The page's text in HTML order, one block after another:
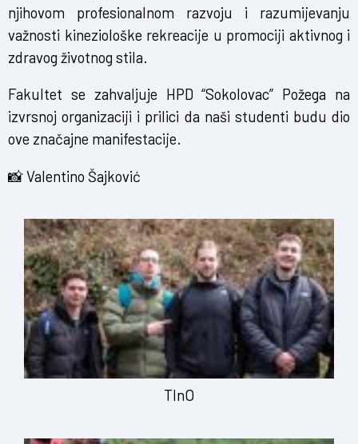
njihovom profesionalnom razvoju i razumijevanju
važnosti kineziološke rekreacije u promociji aktivnog i
zdravog životnog stila.
Fakultet se zahvaljuje HPD “Sokolovac” Požega na
izvrsnoj organizaciji i prilici da naši studenti budu dio
ove značajne manifestacije.
📸 Valentino Šajković
TInO